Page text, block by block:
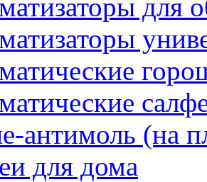
для
антимоль (на
для дома